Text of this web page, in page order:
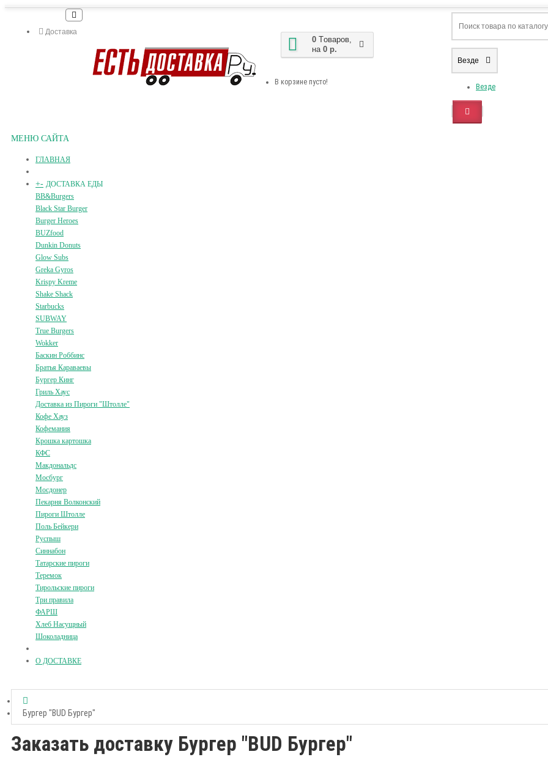
Доставка
0 Tоваров,
на 0 р.
В корзине пусто!
Везде
Везде
МЕНЮ САЙТА
ГЛАВНАЯ
+- ДОСТАВКА ЕДЫ
BB&Burgers
Black Star Burger
Burger Heroes
BUZfood
Dunkin Donuts
Glow Subs
Greka Gyros
Krispy Kreme
Shake Shack
Starbucks
SUBWAY
True Burgers
Wokker
Баскин Роббинс
Братья Караваевы
Бургер Кинг
Гриль Хаус
Доставка из Пироги "Штолле"
Кофе Хауз
Кофемания
Крошка картошка
КФС
Макдональдс
Мосбург
Мосдонер
Пекарня Волконский
Пироги Штолле
Поль Бейкери
Руспыш
Синнабон
Татарские пироги
Теремок
Тирольские пироги
Три правила
ФАРШ
Хлеб Насущный
Шоколадница
О ДОСТАВКЕ
Бургер "BUD Бургер"
Заказать доставку Бургер "BUD Бургер"